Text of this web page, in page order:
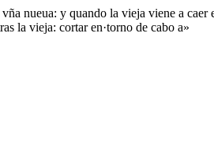
nueua: y quando la vieja viene a
la vieja: cortar en·torno de cabo a»